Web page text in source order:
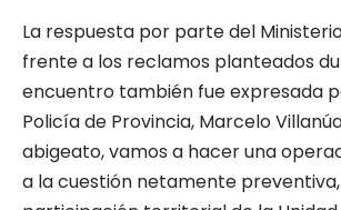
La respuesta por parte del
frente a los reclamos planteados
encuentro también fue expresada
Policía de Provincia, Marcelo
abigeato, vamos a hacer una
a la cuestión netamente